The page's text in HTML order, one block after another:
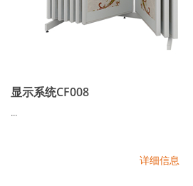
显示系统CF008
...
详细信息